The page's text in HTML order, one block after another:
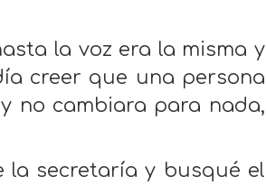
la voz era la misma y
creer que una persona
no cambiara para nada,
la secretaría y busqué el